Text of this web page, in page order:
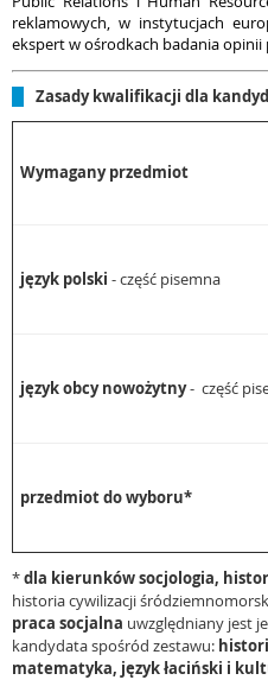
reklamowych, w instytucjach
ekspert w ośrodkach badania opinii
Zasady kwalifikacji dla
Wymagany przedmiot
język polski - część pisemna
język obcy nowożytny- część
przedmiot do wyboru*
*dla kierunków socjologia,
historia cywilizacji
praca socjalna uwzględniany jest
kandydata spośród zestawu:
matematyka, język łaciński i